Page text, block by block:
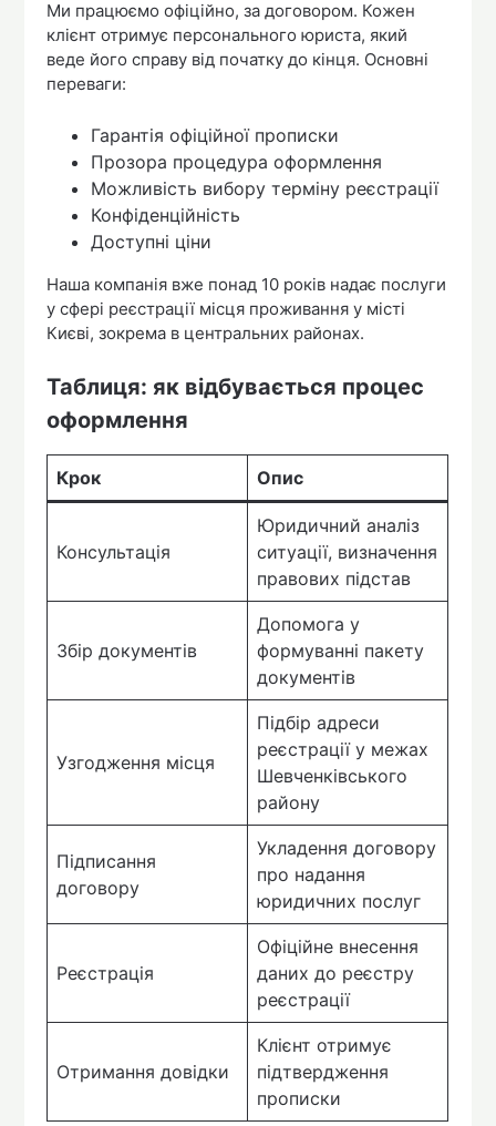
Ми працюємо офіційно, за договором. Кожен
клієнт отримує персонального юриста, який
веде його справу від початку до кінця. Основні
переваги:
Гарантія офіційної прописки
Прозора процедура оформлення
Можливість вибору терміну реєстрації
Конфіденційність
Доступні ціни
Наша компанія вже понад 10 років надає послуги
у сфері реєстрації місця проживання у місті
Києві, зокрема в центральних районах.
Таблиця: як відбувається процес
оформлення
Крок Опис
Консультація
Юридичний аналіз
ситуації, визначення
правових підстав
Збір документів
Допомога у
формуванні пакету
документів
Узгодження місця
Підбір адреси
реєстрації у межах
Шевченківського
району
Підписання
договору
Укладення договору
про надання
юридичних послуг
Реєстрація
Офіційне внесення
даних до реєстру
реєстрації
Отримання довідки
Клієнт отримує
підтвердження
прописки